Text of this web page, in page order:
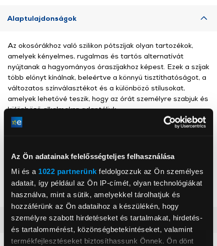
Az Ön adatainak felelősségteljes felhasználása
Mi és a 1022 partnerünk feldolgozzuk az Ön személyes
adatait, így például az Ön IP-címét, olyan technológiákat
használva, mint a sütik, amelyekkel tárolhatjuk és
hozzáférünk az Ön adataihoz a készülékén, hogy
személyre szabott hirdetéseket és tartalmakat, hirdetés-
és tartalommérést, közönségbetekintéseket, valamint
termékfejlesztéseket biztosíthassunk Önnek. Ön dönt
Alaptulajdonságok
Szín Sötétkék
Az okosórákhoz való szilikon pótszíjak olyan tartozékok,
amelyek kényelmes, rugalmas és tartós alternatívát
nyújtanak a hagyományos óraszíjakhoz képest. Ezek a szíjak
több előnyt kínálnak, beleértve a könnyű tisztíthatóságot, a
változatos színválasztékot és a különböző stílusokat,
amelyek lehetővé teszik, hogy az órát személyre szabjuk és
különböző alkalmakra adaptáljuk.
Részletes ismertető